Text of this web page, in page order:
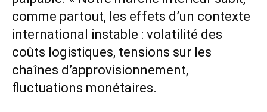
comme partout, les effets d’un contexte
international instable : volatilité des
coûts logistiques, tensions sur les
chaînes d’approvisionnement,
fluctuations monétaires.